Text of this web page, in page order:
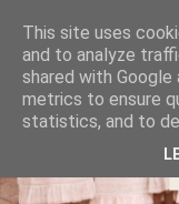
This site uses
and to analyze
shared with
metrics to ensure
statistics, and to